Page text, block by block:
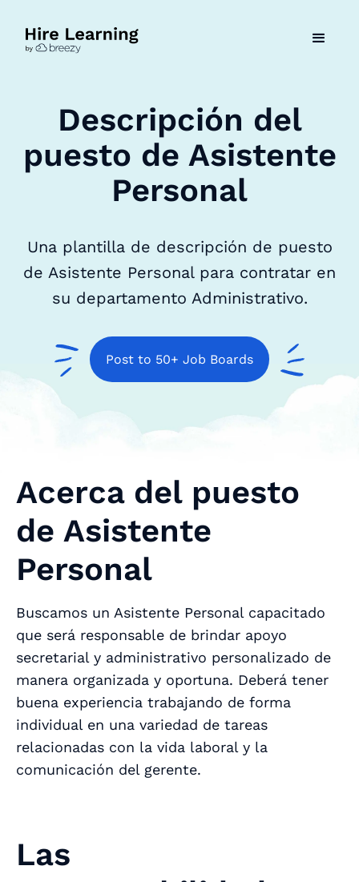
Descripción del
puesto de Asistente
Personal
Una plantilla de descripción de puesto
de Asistente Personal para contratar en
su departamento Administrativo.
Post to 50+ Job Boards
Acerca del puesto
de Asistente
Personal
Buscamos un Asistente Personal capacitado
que será responsable de brindar apoyo
secretarial y administrativo personalizado de
manera organizada y oportuna. Deberá tener
buena experiencia trabajando de forma
individual en una variedad de tareas
relacionadas con la vida laboral y la
comunicación del gerente.
Las